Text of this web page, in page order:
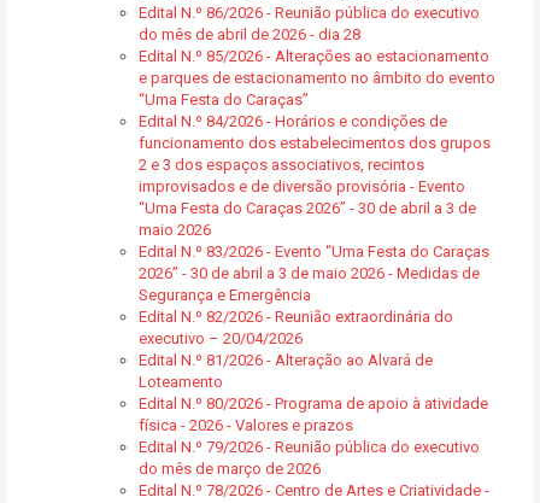
Edital N.º 86/2026 - Reunião pública do executivo
do mês de abril de 2026 - dia 28
Edital N.º 85/2026 - Alterações ao estacionamento
e parques de estacionamento no âmbito do evento
“Uma Festa do Caraças”
Edital N.º 84/2026 - Horários e condições de
funcionamento dos estabelecimentos dos grupos
2 e 3 dos espaços associativos, recintos
improvisados e de diversão provisória - Evento
“Uma Festa do Caraças 2026” - 30 de abril a 3 de
maio 2026
Edital N.º 83/2026 - Evento “Uma Festa do Caraças
2026” - 30 de abril a 3 de maio 2026 - Medidas de
Segurança e Emergência
Edital N.º 82/2026 - Reunião extraordinária do
executivo – 20/04/2026
Edital N.º 81/2026 - Alteração ao Alvará de
Loteamento
Edital N.º 80/2026 - Programa de apoio à atividade
física - 2026 - Valores e prazos
Edital N.º 79/2026 - Reunião pública do executivo
do mês de março de 2026
Edital N.º 78/2026 - Centro de Artes e Criatividade -